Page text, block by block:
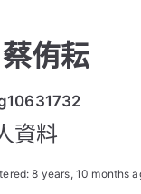
侑耘
資料
8 years, 10 months